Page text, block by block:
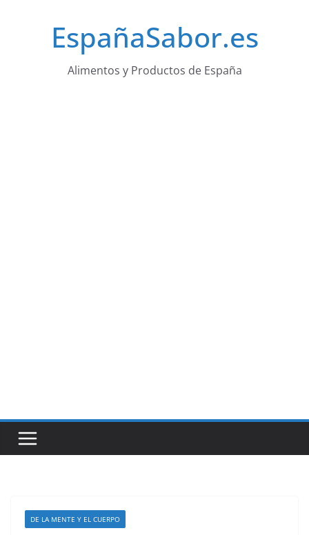
EspañaSabor.es
Alimentos y Productos de España
DE LA MENTE Y EL CUERPO